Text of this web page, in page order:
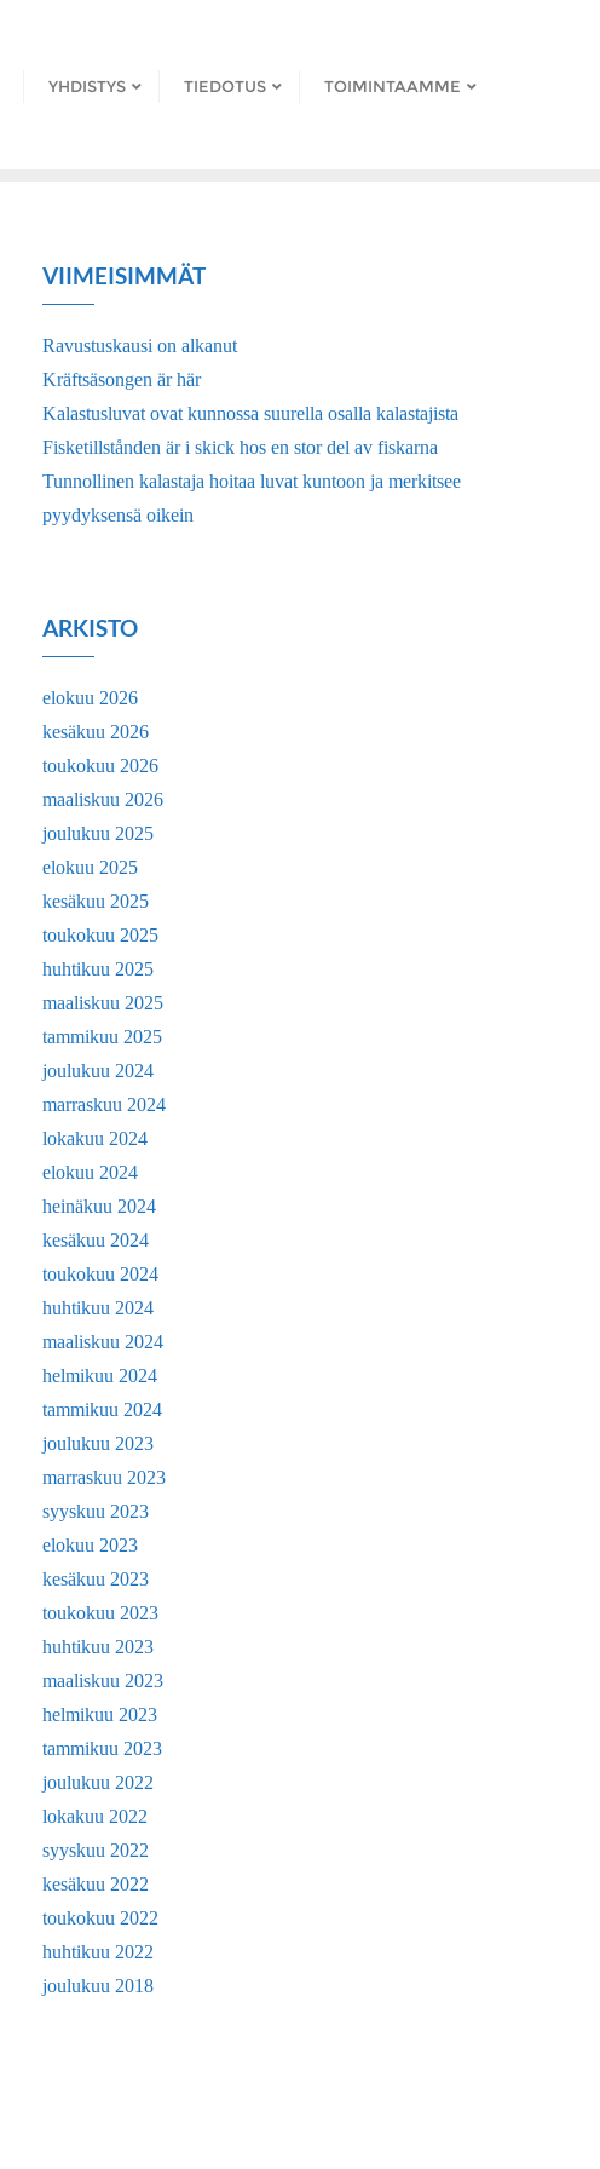
YHDISTYS TIEDOTUS TOIMINTAAMME
VIIMEISIMMÄT
Ravustuskausi on alkanut
Kräftsäsongen är här
Kalastusluvat ovat kunnossa suurella osalla kalastajista
Fisketillstånden är i skick hos en stor del av fiskarna
Tunnollinen kalastaja hoitaa luvat kuntoon ja merkitsee
pyydyksensä oikein
ARKISTO
elokuu 2026
kesäkuu 2026
toukokuu 2026
maaliskuu 2026
joulukuu 2025
elokuu 2025
kesäkuu 2025
toukokuu 2025
huhtikuu 2025
maaliskuu 2025
tammikuu 2025
joulukuu 2024
marraskuu 2024
lokakuu 2024
elokuu 2024
heinäkuu 2024
kesäkuu 2024
toukokuu 2024
huhtikuu 2024
maaliskuu 2024
helmikuu 2024
tammikuu 2024
joulukuu 2023
marraskuu 2023
syyskuu 2023
elokuu 2023
kesäkuu 2023
toukokuu 2023
huhtikuu 2023
maaliskuu 2023
helmikuu 2023
tammikuu 2023
joulukuu 2022
lokakuu 2022
syyskuu 2022
kesäkuu 2022
toukokuu 2022
huhtikuu 2022
joulukuu 2018